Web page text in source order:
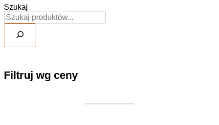
Szukaj
Filtruj wg ceny